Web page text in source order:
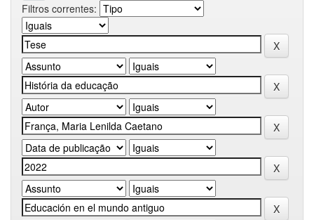
Filtros correntes: